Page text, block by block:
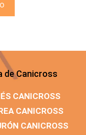
de Canicross
CANICROSS
CANICROSS
CANICROSS